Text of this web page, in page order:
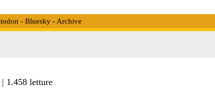
- Bluesky- Archive
| 1.458 letture